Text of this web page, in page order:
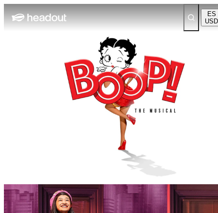
ES
USD